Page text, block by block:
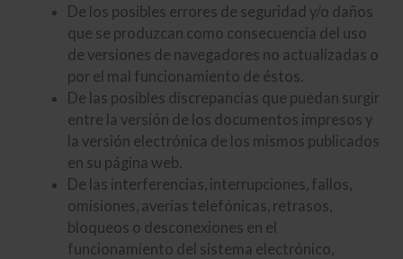
De los posibles errores de seguridad y/o daños
que se produzcan como consecuencia del uso
de versiones de navegadores no actualizadas o
por el mal funcionamiento de éstos.
De las posibles discrepancias que puedan surgir
entre la versión de los documentos impresos y
la versión electrónica de los mismos publicados
en su página web.
De las interferencias, interrupciones, fallos,
omisiones, averías telefónicas, retrasos,
bloqueos o desconexiones en el
funcionamiento del sistema electrónico,